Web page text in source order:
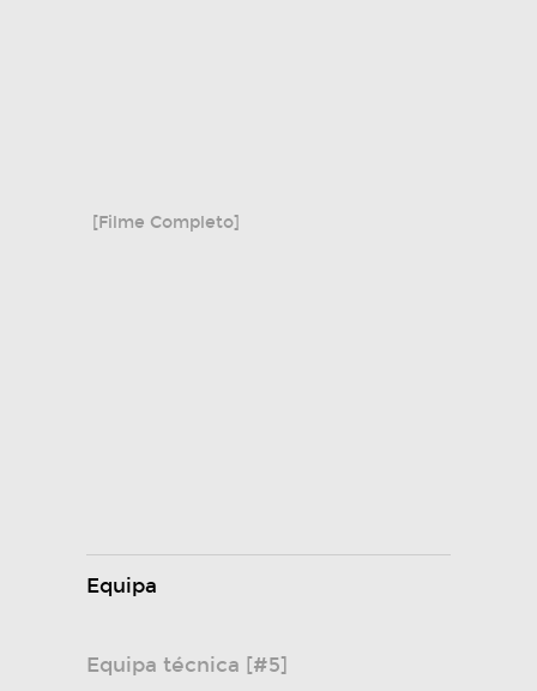
[Filme Completo]
Equipa
Equipa técnica [#5]